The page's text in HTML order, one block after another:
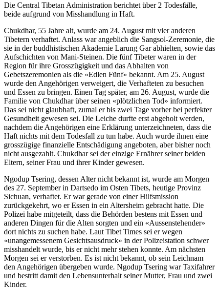
Die Central Tibetan Administration berichtet über 2 Todesfälle,
beide aufgrund von Misshandlung in Haft.
Chukdhar, 55 Jahre alt, wurde am 24. August mit vier anderen
Tibetern verhaftet. Anlass war angeblich die Sangsol-Zeremonie, die
sie in der buddhistischen Akademie Larung Gar abhielten, sowie das
Aufschichten von Mani-Steinen. Die fünf Tibeter waren in der
Region für ihre Grosszügigkeit und das Abhalten von
Gebetszeremonien als die «Edlen Fünf» bekannt. Am 25. August
wurde den Angehörigen verweigert, die Verhafteten zu besuchen
und Essen zu bringen. Einen Tag später, am 26. August, wurde die
Familie von Chukdhar über seinen «plötzlichen Tod» informiert.
Das sei nicht glaubhaft, zumal er bis zwei Tage vorher bei perfekter
Gesundheit gewesen sei. Die Leiche durfte erst abgeholt werden,
nachdem die Angehörigen eine Erklärung unterzeichneten, dass die
Haft nichts mit dem Todesfall zu tun habe. Auch wurde ihnen eine
grosszügige finanzielle Entschädigung angeboten, aber bisher noch
nicht ausgezahlt. Chukdhar sei der einzige Ernährer seiner beiden
Eltern, seiner Frau und ihrer Kinder gewesen.
Ngodup Tsering, dessen Alter nicht bekannt ist, wurde am Morgen
des 27. September in Dartsedo im Osten Tibets, heutige Provinz
Sichuan, verhaftet. Er war gerade von einer Hilfsmission
zurückgekehrt, wo er Essen in ein Altersheim gebracht hatte. Die
Polizei habe mitgeteilt, dass die Behörden bestens mit Essen und
anderen Dingen für die Alten sorgten und ein «Aussenstehender»
dort nichts zu suchen habe. Laut Tibet Times sei er wegen
«unangemessenem Gesichtsausdruck» in der Polizeistation schwer
misshandelt wurde, bis er nicht mehr stehen konnte. Am nächsten
Morgen sei er verstorben. Es ist nicht bekannt, ob sein Leichnam
den Angehörigen übergeben wurde. Ngodup Tsering war Taxifahrer
und bestritt damit den Lebensunterhalt seiner Mutter, Frau und zwei
Kinder.